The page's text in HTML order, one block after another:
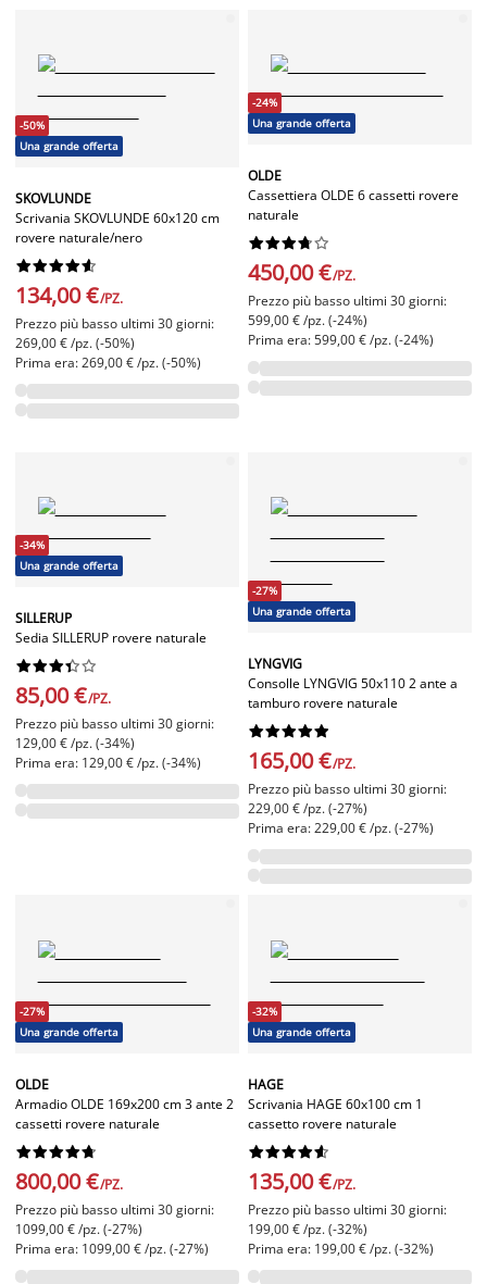
-50%
Una grande offerta
SKOVLUNDE
Scrivania SKOVLUNDE 60x120 cm
rovere naturale/nero






134,00 €/PZ.
Prezzo più basso ultimi 30 giorni:
269,00 € /pz. (-50%)
Prima era: 269,00 € /pz. (-50%)
-24%
Una grande offerta
OLDE
Cassettiera OLDE 6 cassetti rovere
naturale






450,00 €/PZ.
Prezzo più basso ultimi 30 giorni:
599,00 € /pz. (-24%)
Prima era: 599,00 € /pz. (-24%)
-34%
Una grande offerta
SILLERUP
Sedia SILLERUP rovere naturale






85,00 €/PZ.
Prezzo più basso ultimi 30 giorni:
129,00 € /pz. (-34%)
Prima era: 129,00 € /pz. (-34%)
-27%
Una grande offerta
LYNGVIG
Consolle LYNGVIG 50x110 2 ante a
tamburo rovere naturale






165,00 €/PZ.
Prezzo più basso ultimi 30 giorni:
229,00 € /pz. (-27%)
Prima era: 229,00 € /pz. (-27%)
-27%
Una grande offerta
OLDE
Armadio OLDE 169x200 cm 3 ante 2
cassetti rovere naturale






800,00 €/PZ.
Prezzo più basso ultimi 30 giorni:
1099,00 € /pz. (-27%)
Prima era: 1099,00 € /pz. (-27%)
-32%
Una grande offerta
HAGE
Scrivania HAGE 60x100 cm 1
cassetto rovere naturale






135,00 €/PZ.
Prezzo più basso ultimi 30 giorni:
199,00 € /pz. (-32%)
Prima era: 199,00 € /pz. (-32%)